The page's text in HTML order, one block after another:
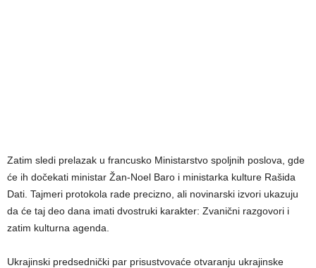
Zatim sledi prelazak u francusko Ministarstvo spoljnih poslova, gde
će ih dočekati ministar Žan-Noel Baro i ministarka kulture Rašida
Dati. Tajmeri protokola rade precizno, ali novinarski izvori ukazuju
da će taj deo dana imati dvostruki karakter: Zvanični razgovori i
zatim kulturna agenda.
Ukrajinski predsednički par prisustvovaće otvaranju ukrajinske